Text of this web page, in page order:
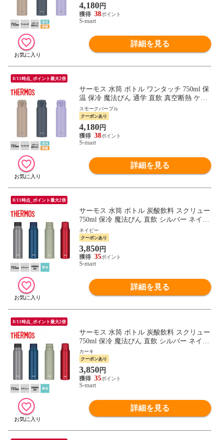
4,180円
38
S-mart
詳細を見る
8/11時点_ポイント最大2倍
サーモス 水筒 ボトル ワンタッチ 750ml 保
温 保冷 魔法びん 通学 直飲 真空断熱 ケー
タイマグ JNL-S750 THERMOS
スモークパープル
クーポンあり
4,180円
38
S-mart
詳細を見る
8/11時点_ポイント最大2倍
サーモス 水筒 ボトル 炭酸飲料 スクリュー
750ml 保冷 魔法びん 直飲 シルバー ネイビ
ー カーキ 赤 FJK-750 THERMOS
ネイビー
クーポンあり
3,850円
35
S-mart
詳細を見る
8/11時点_ポイント最大2倍
サーモス 水筒 ボトル 炭酸飲料 スクリュー
750ml 保冷 魔法びん 直飲 シルバー ネイビ
ー カーキ 赤 FJK-750 THERMOS
カーキ
クーポンあり
3,850円
35
S-mart
詳細を見る